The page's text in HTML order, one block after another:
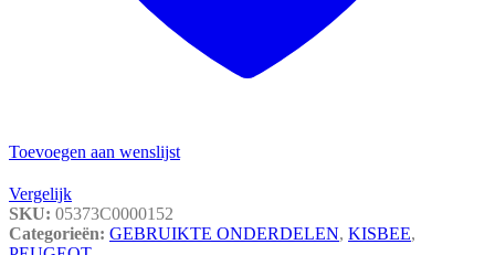
Toevoegen aan wenslijst
Vergelijk
SKU: 05373C0000152
Categorieën: GEBRUIKTE ONDERDELEN, KISBEE,